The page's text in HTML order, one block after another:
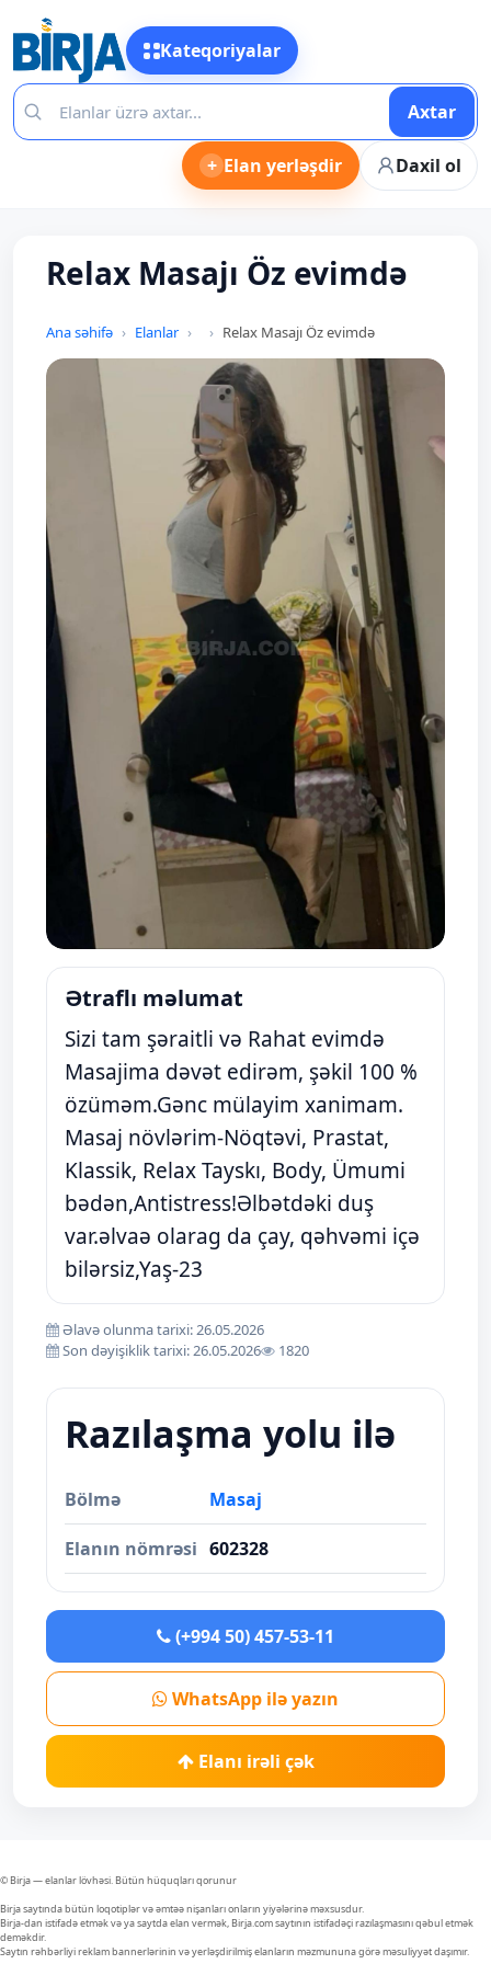
Kateqoriyalar
Axtar
+ Elan yerləşdir Daxil ol
Relax Masajı Öz evimdə
Ana səhifə Elanlar Relax Masajı Öz evimdə
Ətraflı məlumat
Sizi tam şəraitli və Rahat evimdə
Masajima dəvət edirəm, şəkil 100 %
özüməm.Gənc mülayim xanimam.
Masaj növlərim-Nöqtəvi, Prastat,
Klassik, Relax Tayskı, Body, Ümumi
bədən,Antistress!Əlbətdəki duş
var.əlvaə olarag da çay, qəhvəmi içə
bilərsiz,Yaş-23
Əlavə olunma tarixi: 26.05.2026
Son dəyişiklik tarixi: 26.05.2026
1820
Razılaşma yolu ilə
Bölmə Masaj
Elanın nömrəsi 602328
(+994 50) 457-53-11
WhatsApp ilə yazın
Elanı irəli çək
© Birja — elanlar lövhəsi. Bütün hüquqları qorunur
Birja saytında bütün loqotiplər və əmtəə nişanları onların yiyələrinə məxsusdur.
Birja-dan istifadə etmək və ya saytda elan vermək, Birja.com saytının istifadəçi razılaşmasını qəbul etmək
deməkdir.
Saytın rəhbərliyi reklam bannerlərinin və yerləşdirilmiş elanların məzmununa görə məsuliyyət daşımır.